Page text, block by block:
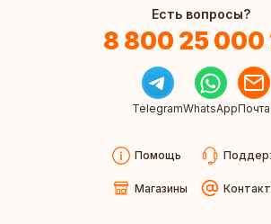
Есть вопросы?
8 800 25 000
TelegramWhatsAppПочта
Помощь
Магазины